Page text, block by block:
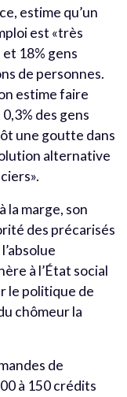
estime qu’un
est «très
18% gens
de personnes.
estime faire
des gens
une goutte dans
alternative
la marge, son
des précarisés
à l’État social
le politique de
chômeur la
de
à 150 crédits